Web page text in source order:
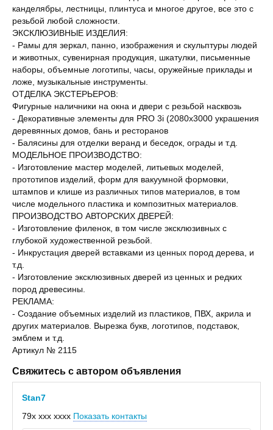
канделябры, лестницы, плинтуса и многое другое, все это с
резьбой любой сложности.
ЭКСКЛЮЗИВНЫЕ ИЗДЕЛИЯ:
- Рамы для зеркал, панно, изображения и скульптуры людей
и животных, сувенирная продукция, шкатулки, письменные
наборы, объемные логотипы, часы, оружейные приклады и
ложе, музыкальные инструменты.
ОТДЕЛКА ЭКСТЕРЬЕРОВ:
Фигурные наличники на окна и двери с резьбой насквозь
- Декоративные элементы для PRO 3i (2080х3000 украшения
деревянных домов, бань и ресторанов
- Балясины для отделки веранд и беседок, ограды и т.д.
МОДЕЛЬНОЕ ПРОИЗВОДСТВО:
- Изготовление мастер моделей, литьевых моделей,
прототипов изделий, форм для вакуумной формовки,
штампов и клише из различных типов материалов, в том
числе модельного пластика и композитных материалов.
ПРОИЗВОДСТВО АВТОРСКИХ ДВЕРЕЙ:
- Изготовление филенок, в том числе эксклюзивных с
глубокой художественной резьбой.
- Инкрустация дверей вставками из ценных пород дерева, и
т.д.
- Изготовление эксклюзивных дверей из ценных и редких
пород древесины.
РЕКЛАМА:
- Создание объемных изделий из пластиков, ПВХ, акрила и
других материалов. Вырезка букв, логотипов, подставок,
эмблем и т.д.
Артикул № 2115
Свяжитесь с автором объявления
Stan7
79x xxx xxxx Показать контакты